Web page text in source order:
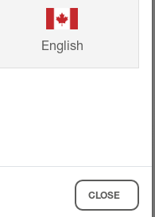
English
CLOSE